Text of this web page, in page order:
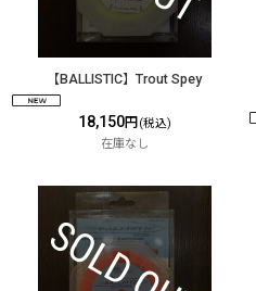
【BALLISTIC】Trout Spey
18,150円 (税込)
在庫なし